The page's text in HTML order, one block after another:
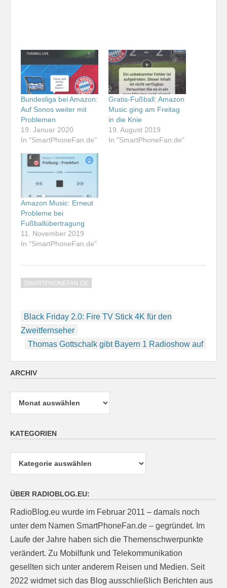
Bundesliga bei Amazon:
Auf Sonos weiter mit
Problemen
19. Januar 2020
In "SmartPhoneFan.de"
Gratis-Fußball: Amazon
Music ging am Freitag
in die Knie
19. August 2019
In "SmartPhoneFan.de"
Amazon Music: Erneut
Probleme bei
Fußballübertragung
11. November 2019
In "SmartPhoneFan.de"
SMARTPHONEFAN.DE
Beitragsnavigation
Black Friday 2.0: Fire TV Stick 4K für den
Zweitfernseher
Thomas Gottschalk gibt Bayern 1 Radioshow auf
ARCHIV
Archiv
KATEGORIEN
ÜBER RADIOBLOG.EU:
RadioBlog.eu wurde im Februar 2011 – damals noch
unter dem Namen SmartPhoneFan.de – gegründet. Im
Laufe der Jahre haben sich die Themenschwerpunkte
verändert. Zu Mobilfunk und Telekommunikation
gesellten sich unter anderem Reisen und Medien. Seit
2022 widmet sich das Blog ausschließlich Berichten aus